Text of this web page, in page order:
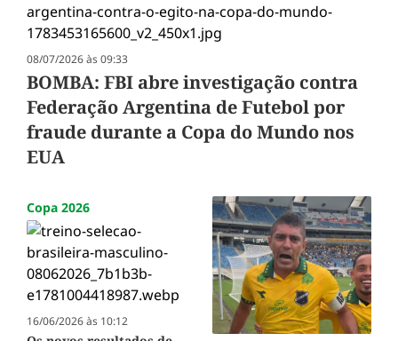
08/07/2026 às 09:33
BOMBA: FBI abre investigação contra
Federação Argentina de Futebol por
fraude durante a Copa do Mundo nos
EUA
Copa 2026
16/06/2026 às 10:12